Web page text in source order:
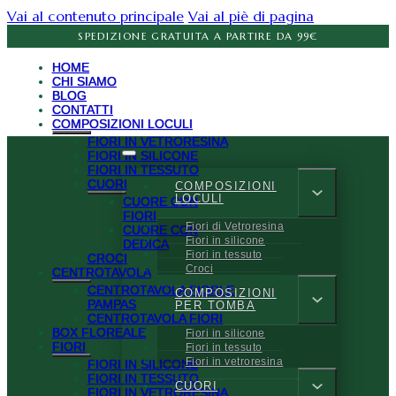
Vai al contenuto principale Vai al piè di pagina
SPEDIZIONE GRATUITA A PARTIRE DA 99€
HOME
CHI SIAMO
BLOG
CONTATTI
COMPOSIZIONI LOCULI
FIORI IN VETRORESINA
FIORI IN SILICONE
FIORI IN TESSUTO
CUORI
CUORE CON
FIORI
CUORE CON
DEDICA
CROCI
CENTROTAVOLA
CENTROTAVOLA FIORI E
PAMPAS
CENTROTAVOLA FIORI
BOX FLOREALE
FIORI
FIORI IN SILICONE
FIORI IN TESSUTO
FIORI IN VETRORESINA
COMPOSIZIONI
LOCULI
Fiori di Vetroresina
Fiori in silicone
Fiori in tessuto
Croci
COMPOSIZIONI
PER TOMBA
Fiori in silicone
Fiori in tessuto
Fiori in vetroresina
CUORI